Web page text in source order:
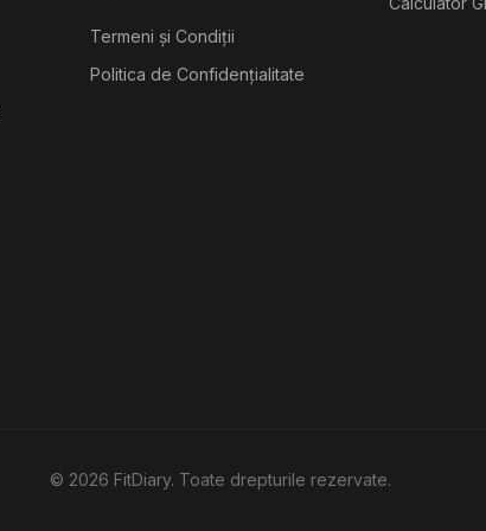
Termeni și Condiții
Politica de Confidențialitate
© 2026 FitDiary. Toate drepturile rezervate.